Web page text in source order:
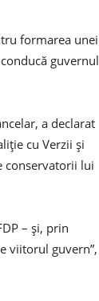
formarea unei
guvernul
a declarat
cu Verzii și
conservatorii lui
– și, prin
viitorul guvern”,